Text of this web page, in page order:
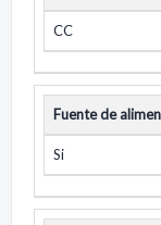
CC
Fuente de
Si